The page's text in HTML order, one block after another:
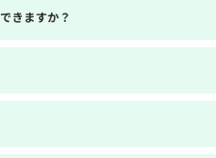
きますか？